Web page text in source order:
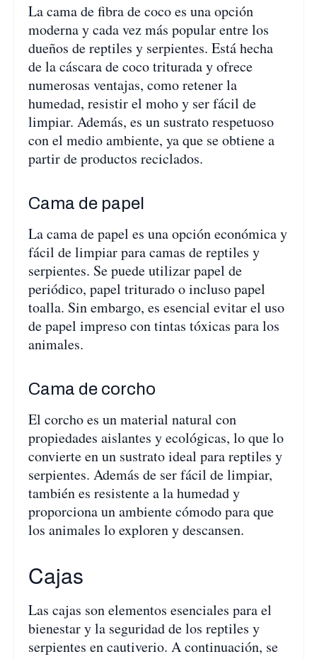
La cama de fibra de coco es una opción
moderna y cada vez más popular entre los
dueños de reptiles y serpientes. Está hecha
de la cáscara de coco triturada y ofrece
numerosas ventajas, como retener la
humedad, resistir el moho y ser fácil de
limpiar. Además, es un sustrato respetuoso
con el medio ambiente, ya que se obtiene a
partir de productos reciclados.
Cama de papel
La cama de papel es una opción económica y
fácil de limpiar para camas de reptiles y
serpientes. Se puede utilizar papel de
periódico, papel triturado o incluso papel
toalla. Sin embargo, es esencial evitar el uso
de papel impreso con tintas tóxicas para los
animales.
Cama de corcho
El corcho es un material natural con
propiedades aislantes y ecológicas, lo que lo
convierte en un sustrato ideal para reptiles y
serpientes. Además de ser fácil de limpiar,
también es resistente a la humedad y
proporciona un ambiente cómodo para que
los animales lo exploren y descansen.
Cajas
Las cajas son elementos esenciales para el
bienestar y la seguridad de los reptiles y
serpientes en cautiverio. A continuación, se